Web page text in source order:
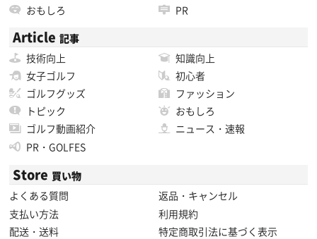
おもしろ
PR
Article 記事
技術向上
知識向上
女子ゴルフ
初心者
ゴルフグッズ
ファッション
トピック
おもしろ
ゴルフ動画紹介
ニュース・速報
PR・GOLFES
Store 買い物
よくある質問
返品・キャンセル
支払い方法
利用規約
配送・送料
特定商取引法に基づく表示